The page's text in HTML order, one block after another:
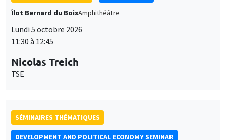
Îlot Bernard du BoisAmphithéâtre
Lundi 5 octobre 2026
11:30 à 12:45
Nicolas Treich
TSE
SÉMINAIRES THÉMATIQUES
DEVELOPMENT AND POLITICAL ECONOMY SEMINAR